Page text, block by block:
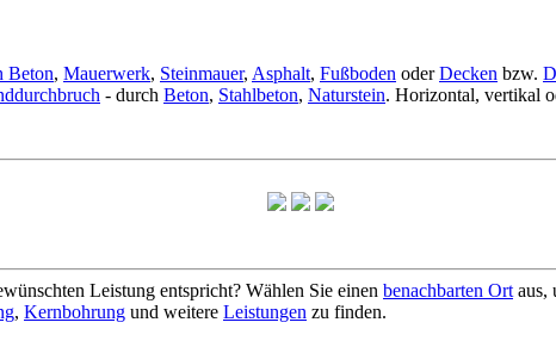
Beton, Mauerwerk, Steinmauer, Asphalt, Fußboden oderDecken bzw.
- durch Beton, Stahlbeton, Naturstein. Horizontal, vertikal
Leistung entspricht? Wählen Sie einen benachbarten Ort aus,
, Kernbohrung und weitere Leistungen zu finden.